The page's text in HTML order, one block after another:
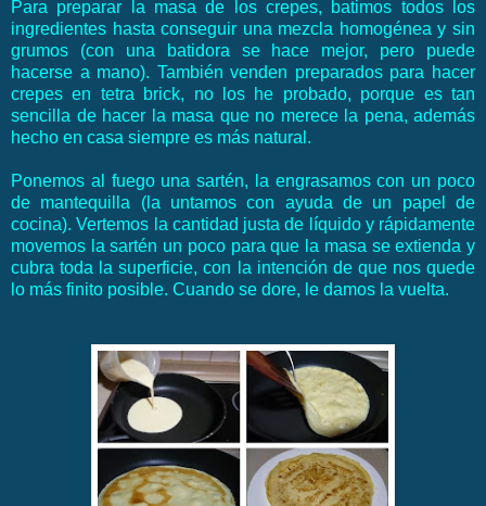
Para preparar la masa de los crepes, batimos todos los
ingredientes hasta conseguir una mezcla homogénea y sin
grumos (con una batidora se hace mejor, pero puede
hacerse a mano). También venden preparados para hacer
crepes en tetra brick, no los he probado, porque es tan
sencilla de hacer la masa que no merece la pena, además
hecho en casa siempre es más natural.
Ponemos al fuego una sartén, la engrasamos con un poco
de mantequilla (la untamos con ayuda de un papel de
cocina). Vertemos la cantidad justa de líquido y rápidamente
movemos la sartén un poco para que la masa se extienda y
cubra toda la superficie, con la intención de que nos quede
lo más finito posible. Cuando se dore, le damos la vuelta.